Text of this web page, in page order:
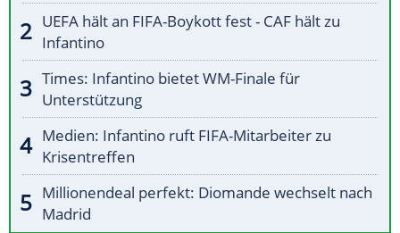
UEFA hält an FIFA-Boykott fest - CAF hält zu
Infantino
Times: Infantino bietet WM-Finale für
Unterstützung
Medien: Infantino ruft FIFA-Mitarbeiter zu
Krisentreffen
Millionendeal perfekt: Diomande wechselt nach
Madrid